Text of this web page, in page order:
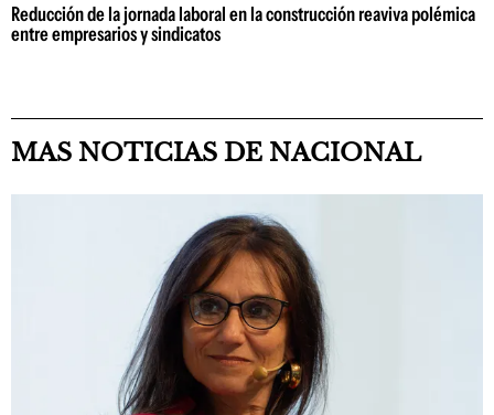
Reducción de la jornada laboral en la construcción reaviva polémica
entre empresarios y sindicatos
MAS NOTICIAS DE NACIONAL